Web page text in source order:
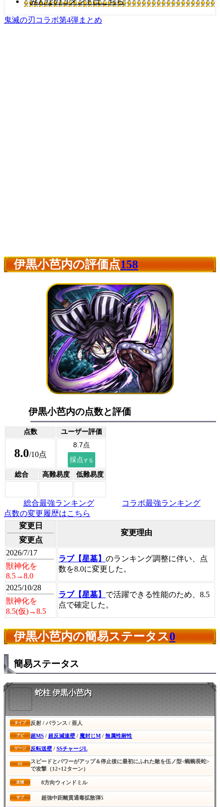
鬼滅の刃コラボ第4弾まとめ
伊黒小芭内の評価点158
伊黒小芭内の点数と評価
点数 ユーザー評価
8.0/10点
総合 高難易度 低難易度
総合最強ランキング
コラボ最強ランキング
点数の変更履歴はこちら
変更日
変更点
変更理由
2026/7/17
獣神化を
8.5→8.0
ラブ【星墓】 のランキング調整に伴い、点
数を8.0に変更した。
2025/10/28
獣神化を
8.5(仮)→8.5
ラブ【星墓】 で活躍できる性能のため、8.5
点で確定した。
伊黒小芭内の簡易ステータス0
簡易ステータス
蛇柱 伊黒小芭内
タイプ 反射 / バランス / 亜人
アビ 超MS / 超反減速壁 / 魔封じM / 無属性耐性
ゲージ 反転送壁 / SSチャージL
SS
スピードとパワーがアップ＆停止後に最初にふれた敵を伍ノ型<蜿蜿長蛇>
で攻撃（12+12ターン）
友情 8方向ウィンドミル
サブ 超強中距離貫通毒拡散弾5